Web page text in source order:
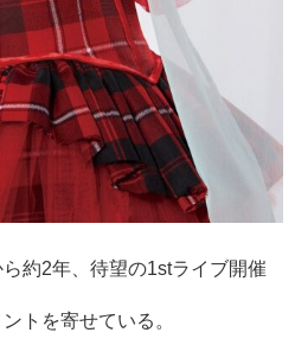
約2年、待望の1stライブ開催
トを寄せている。